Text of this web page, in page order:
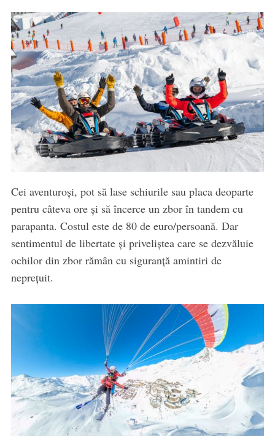
Cei aventuroși, pot să lase schiurile sau placa deoparte
pentru câteva ore și să încerce un zbor în tandem cu
parapanta. Costul este de 80 de euro/persoană. Dar
sentimentul de libertate și priveliștea care se dezvăluie
ochilor din zbor rămân cu siguranță amintiri de
neprețuit.